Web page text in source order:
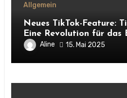
Allgemein
Neues TikTok-Feature:
Eine Revolution für das
Aline 15. Mai 2025